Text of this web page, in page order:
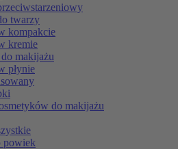
twarzy
kompakcie
kremie
makijażu
płynie
do makijażu
powiek